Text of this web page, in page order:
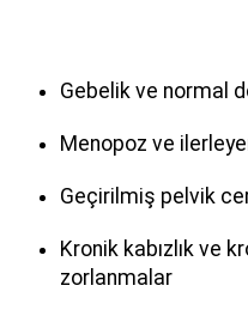
Gebelik ve normal
Menopoz ve
Geçirilmiş pelvik
Kronik kabızlık ve
zorlanmalar